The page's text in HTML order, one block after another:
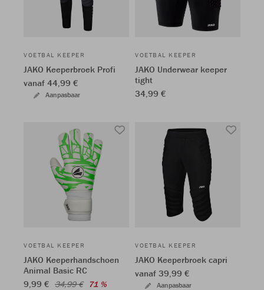
VOETBAL KEEPER
JAKO Keeperbroek Profi
vanaf 44,99 €
Aanpasbaar
VOETBAL KEEPER
JAKO Underwear keeper
tight
34,99 €
VOETBAL KEEPER
JAKO Keeperhandschoen
Animal Basic RC
9,99 € 34,99 € 71 %
VOETBAL KEEPER
JAKO Keeperbroek capri
vanaf 39,99 €
Aanpasbaar